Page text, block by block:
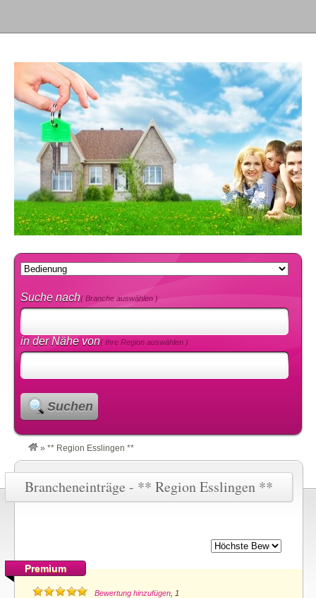
Suche nach( Branche auswählen )
in der Nähe von( Ihre Region auswählen )
Suchen
» ** Region Esslingen **
Brancheneinträge - ** Region Esslingen **
Premium
Bewertung hinzufügen , 1